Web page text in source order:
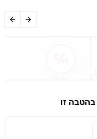
המשך לאתר
בהטבה זו